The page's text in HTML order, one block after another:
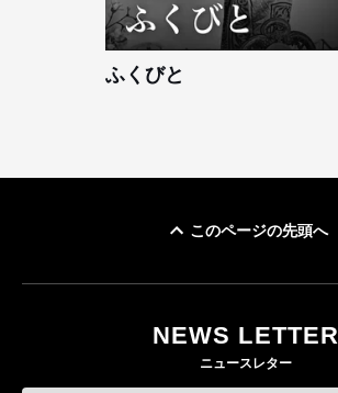
ふくびと
このページの先頭へ
NEWS LETTER
ニュースレター